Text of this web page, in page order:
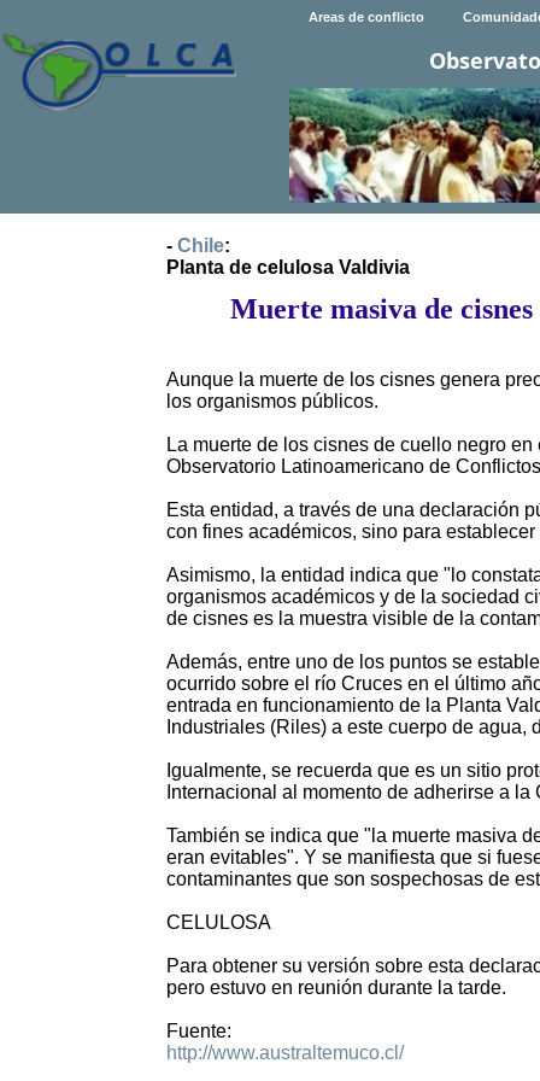
Areas de conflicto
- Chile:
Planta de celulosa Valdivia
Muerte masiva de
Aunque la muerte de los cisnes genera
los organismos públicos.
La muerte de los cisnes de cuello negro
Observatorio Latinoamericano de
Esta entidad, a través de una declaración
con fines académicos, sino para
Asimismo, la entidad indica que "lo
organismos académicos y de la sociedad
de cisnes es la muestra visible de la
Además, entre uno de los puntos se
ocurrido sobre el río Cruces en el último
entrada en funcionamiento de la Planta
Industriales (Riles) a este cuerpo de
Igualmente, se recuerda que es un sitio
Internacional al momento de adherirse a
También se indica que "la muerte masiva
eran evitables". Y se manifiesta que si
contaminantes que son sospechosas de
CELULOSA
Para obtener su versión sobre esta
pero estuvo en reunión durante la tarde.
Fuente:
http://www.australtemuco.cl/